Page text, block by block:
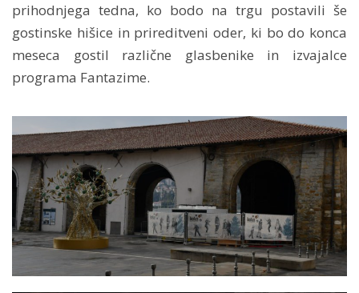
prihodnjega tedna, ko bodo na trgu postavili še
gostinske hišice in prireditveni oder, ki bo do konca
meseca gostil različne glasbenike in izvajalce
programa Fantazime.